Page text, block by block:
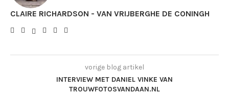
CLAIRE RICHARDSON - VAN VRIJBERGHE DE CONINGH
vorige blog artikel
INTERVIEW MET DANIEL VINKE VAN
TROUWFOTOSVANDAAN.NL